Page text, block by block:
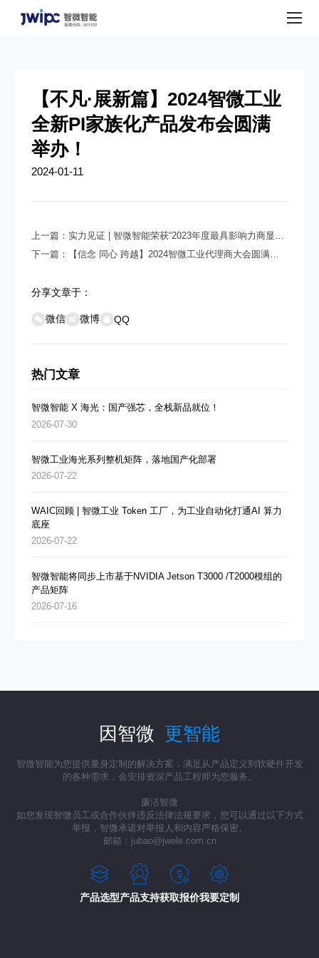
【不凡·展新篇】2024智微工业
全新PI家族化产品发布会圆满
举办！
2024-01-11
上一篇： 实力见证 | 智微智能荣获“2023年度最具影响力商显终
端供应商奖”
下一篇：
【信念 同心 跨越】2024智微工业代理商大会圆满召
分享文章于：
微信 微博 QQ
热门文章
智微智能 X 海光：国产强芯，全栈新品就位！
2026-07-30
智微工业海光系列整机矩阵，落地国产化部署
2026-07-22
WAIC回顾 | 智微工业 Token 工厂，为工业自动化打通AI 算力
底座
2026-07-22
智微智能将同步上市基于NVIDIA Jetson T3000 /T2000模组的
产品矩阵
2026-07-16
因智微 更智能
智微智能为您提供量身定制的解决方案，满足从产品定义到软硬件开发
的各种需求，会安排资深产品工程师为您服务。
廉洁智微
如您发现智微员工或合作伙伴违反法律法规要求，您可以通过以下方式
举报，智微承诺对举报人和内容严格保密。
邮箱：jubao@jwele.com.cn
产品选型产品支持获取报价我要定制